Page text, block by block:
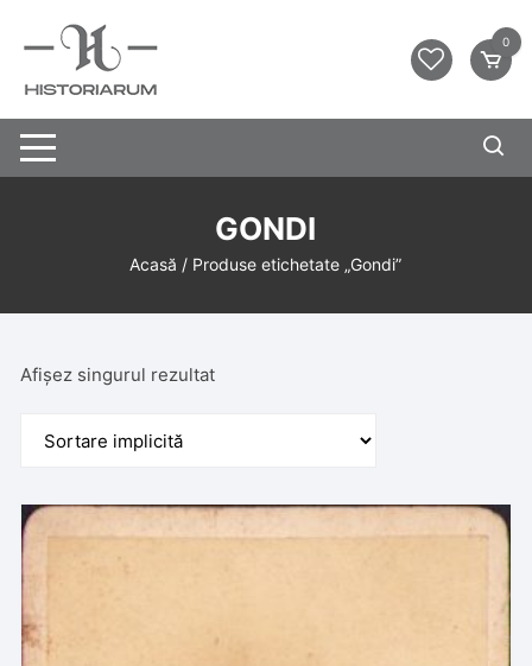
0
GONDI
Acasă / Produse etichetate „Gondi”
Afișez singurul rezultat